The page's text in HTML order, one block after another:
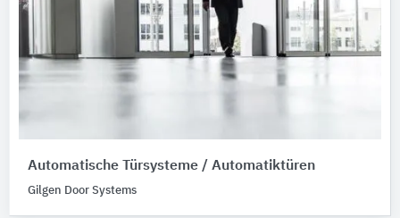
Automatische Türsysteme / Automatiktüren
Gilgen Door Systems